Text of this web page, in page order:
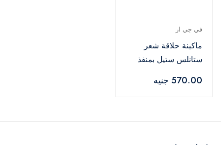
في جي ار
ماكينة حلاقة شعر
ستانلس ستيل بمنفذ
جي ار V-071
570.00 جنيه